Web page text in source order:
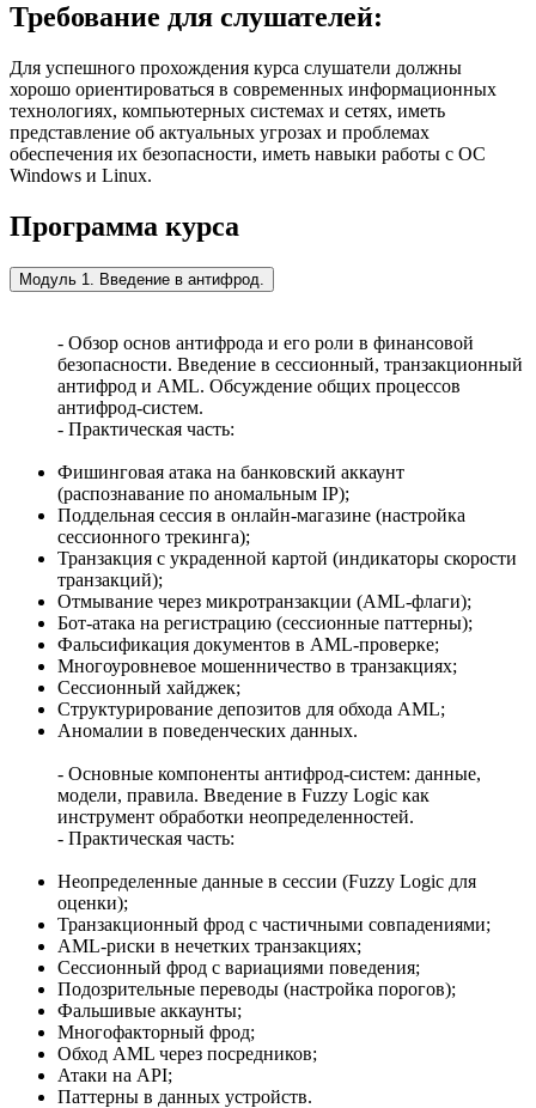
Требование для слушателей:
Для успешного прохождения курса слушатели должны
хорошо ориентироваться в современных информационных
технологиях, компьютерных системах и сетях, иметь
представление об актуальных угрозах и проблемах
обеспечения их безопасности, иметь навыки работы с ОС
Windows и Linux.
Программа курса
Модуль 1. Введение в антифрод.
- Обзор основ антифрода и его роли в финансовой
безопасности. Введение в сессионный, транзакционный
антифрод и AML. Обсуждение общих процессов
антифрод-систем.
- Практическая часть:
Фишинговая атака на банковский аккаунт
(распознавание по аномальным IP);
Поддельная сессия в онлайн-магазине (настройка
сессионного трекинга);
Транзакция с украденной картой (индикаторы скорости
транзакций);
Отмывание через микротранзакции (AML-флаги);
Бот-атака на регистрацию (сессионные паттерны);
Фальсификация документов в AML-проверке;
Многоуровневое мошенничество в транзакциях;
Сессионный хайджек;
Структурирование депозитов для обхода AML;
Аномалии в поведенческих данных.
- Основные компоненты антифрод-систем: данные,
модели, правила. Введение в Fuzzy Logic как
инструмент обработки неопределенностей.
- Практическая часть:
Неопределенные данные в сессии (Fuzzy Logic для
оценки);
Транзакционный фрод с частичными совпадениями;
AML-риски в нечетких транзакциях;
Сессионный фрод с вариациями поведения;
Подозрительные переводы (настройка порогов);
Фальшивые аккаунты;
Многофакторный фрод;
Обход AML через посредников;
Атаки на API;
Паттерны в данных устройств.